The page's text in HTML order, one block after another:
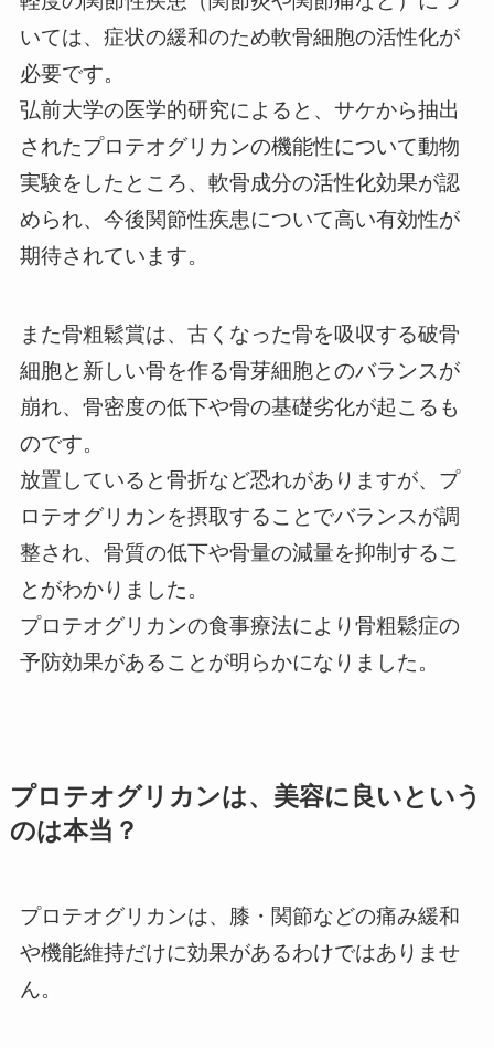
いては、症状の緩和のため軟骨細胞の活性化が
必要です。
弘前大学の医学的研究によると、サケから抽出
されたプロテオグリカンの機能性について動物
実験をしたところ、軟骨成分の活性化効果が認
められ、今後関節性疾患について高い有効性が
期待されています。
また骨粗鬆賞は、古くなった骨を吸収する破骨
細胞と新しい骨を作る骨芽細胞とのバランスが
崩れ、骨密度の低下や骨の基礎劣化が起こるも
のです。
放置していると骨折など恐れがありますが、プ
ロテオグリカンを摂取することでバランスが調
整され、骨質の低下や骨量の減量を抑制するこ
とがわかりました。
プロテオグリカンの食事療法により骨粗鬆症の
予防効果があることが明らかになりました。
プロテオグリカンは、美容に良いという
のは本当？
プロテオグリカンは、膝・関節などの痛み緩和
や機能維持だけに効果があるわけではありませ
ん。